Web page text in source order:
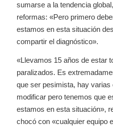
sumarse a la tendencia
reformas: «Pero primero
estamos en esta situación
compartir el diagnóstico».
«Llevamos 15 años de estar
paralizados. Es
que ser pesimista, hay
modificar pero tenemos que
estamos en esta situación»,
chocó con «cualquier equipo